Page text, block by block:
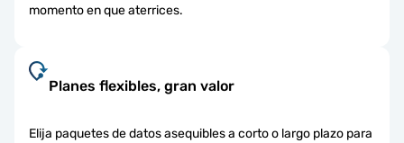
momento en que aterrices.
Planes flexibles, gran valor
Elija paquetes de datos asequibles a corto o largo plazo para